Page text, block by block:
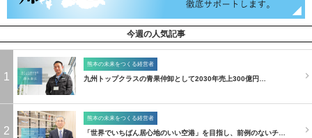
今週の人気記事
1
熊本の未来をつくる経営者
九州トップクラスの青果仲卸として2030年売上300億円…
2
熊本の未来をつくる経営者
「世界でいちばん居心地のいい空港」を目指し、前例のないチ…